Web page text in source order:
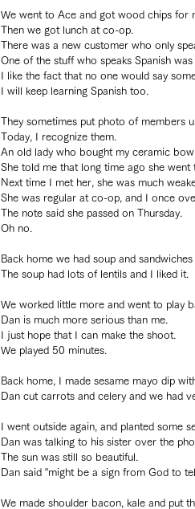
We went to Ace and got wood chips for
Then we got lunch at co-op.
There was a new customer who only
One of the stuff who speaks Spanish was
I like the fact that no one would say
I will keep learning Spanish too.
They sometimes put photo of members
Today, I recognize them.
An old lady who bought my ceramic
She told me that long time ago she went
Next time I met her, she was much
She was regular at co-op, and I once
The note said she passed on Thursday.
Oh no.
Back home we had soup and
The soup had lots of lentils and I liked it.
We worked little more and went to play
Dan is much more serious than me.
I just hope that I can make the shoot.
We played 50 minutes.
Back home, I made sesame mayo dip
Dan cut carrots and celery and we had
I went outside again, and planted some
Dan was talking to his sister over the
The sun was still so beautiful.
Dan said “might be a sign from God to
We made shoulder bacon, kale and put